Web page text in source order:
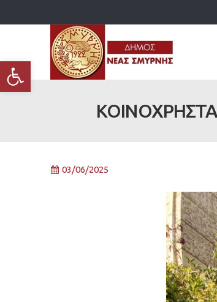
Ανοίξτε τη γραμμή εργαλείων
03/06/2025